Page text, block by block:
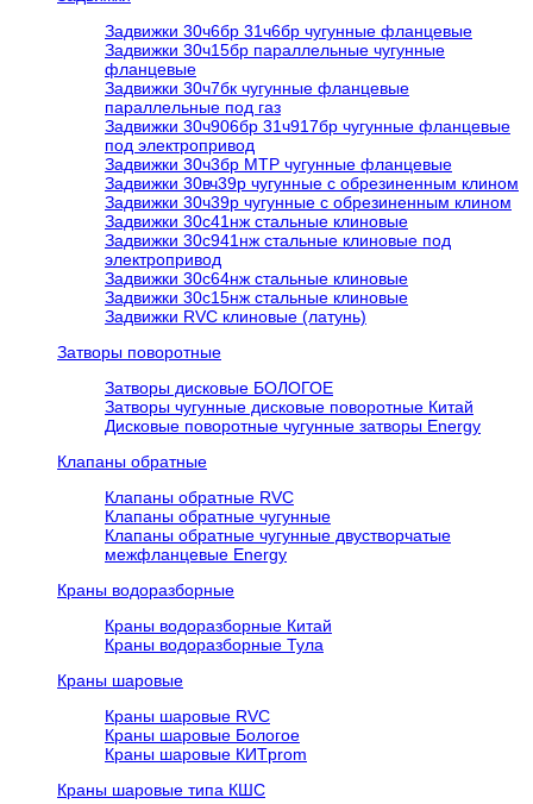
Задвижки 30ч6бр 31ч6бр чугунные фланцевые
Задвижки 30ч15бр параллельные чугунные
фланцевые
Задвижки 30ч7бк чугунные фланцевые
параллельные под газ
Задвижки 30ч906бр 31ч917бр чугунные фланцевые
под электропривод
Задвижки 30ч3бр МТР чугунные фланцевые
Задвижки 30вч39р чугунные с обрезиненным клином
Задвижки 30ч39р чугунные с обрезиненным клином
Задвижки 30с41нж стальные клиновые
Задвижки 30с941нж стальные клиновые под
электропривод
Задвижки 30с64нж стальные клиновые
Задвижки 30с15нж стальные клиновые
Задвижки RVC клиновые (латунь)
Затворы поворотные
Затворы дисковые БОЛОГОЕ
Затворы чугунные дисковые поворотные Китай
Дисковые поворотные чугунные затворы Energy
Клапаны обратные
Клапаны обратные RVC
Клапаны обратные чугунные
Клапаны обратные чугунные двустворчатые
межфланцевые Energy
Краны водоразборные
Краны водоразборные Китай
Краны водоразборные Тула
Краны шаровые
Краны шаровые RVC
Краны шаровые Бологое
Краны шаровые КИТprom
Краны шаровые типа КШС